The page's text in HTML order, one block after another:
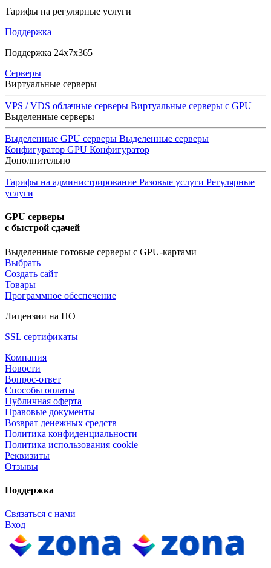
Тарифы на регулярные услуги
Поддержка
Поддержка 24x7x365
Серверы
Виртуальные серверы
VPS / VDS облачные серверы Виртуальные серверы с GPU
Выделенные серверы
Выделенные GPU серверы Выделенные серверы
Конфигуратор GPU Конфигуратор
Дополнительно
Тарифы на администрирование Разовые услуги Регулярные
услуги
GPU серверы
с быстрой сдачей
Выделенные готовые серверы с GPU-картами
Выбрать
Создать сайт
Товары
Программное обеспечение
Лицензии на ПО
SSL сертификаты
Компания
Новости
Вопрос-ответ
Способы оплаты
Публичная оферта
Правовые документы
Возврат денежных средств
Политика конфиденциальности
Политика использования cookie
Реквизиты
Отзывы
Поддержка
Связаться с нами
Вход